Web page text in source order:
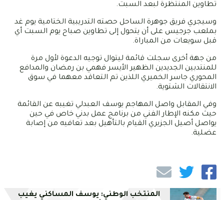
تطاوين المنتظرة لبعد السبت.
وسيجري فريق جوهرة الساحل حصته التدريبية الختامية يوم غد
بملعب جرجيس على أن يتحول إلى تطاوين صباح يوم السبت أي
قبل سويعات من المباراة.
من جهة أخرى سجلت قائمة ليتوال توجيه الدعوة لأول مرة
للمنتدبين الجديدين الظهير الأيسر فهمي بن رمضان والمدافع
المحوري جاسر الخميري اللذين تم التعاقد معهما في سوق
الانتقالات الشتوية.
وفي المقابل واصل المهاجم يوسف العبدلي تغيبه عن القائمة
حيث مكنه الإطار الفني من برنامج عمل بدني خاص في حين
يواصل أصيل الجزيري القيام بالتأهيل بعد تعافيه من إصابة
عضلية.
المنتخب الوطني: يوسف المساكني يغيب